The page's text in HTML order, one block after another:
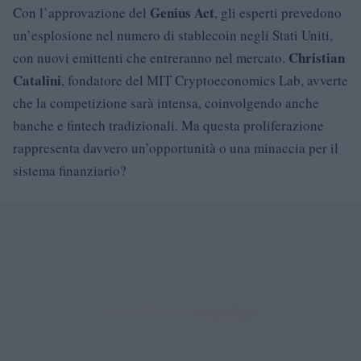
Con l’approvazione del Genius Act, gli esperti prevedono
un’esplosione nel numero di stablecoin negli Stati Uniti,
con nuovi emittenti che entreranno nel mercato. Christian
Catalini, fondatore del MIT Cryptoeconomics Lab, avverte
che la competizione sarà intensa, coinvolgendo anche
banche e fintech tradizionali. Ma questa proliferazione
rappresenta davvero un’opportunità o una minaccia per il
sistema finanziario?